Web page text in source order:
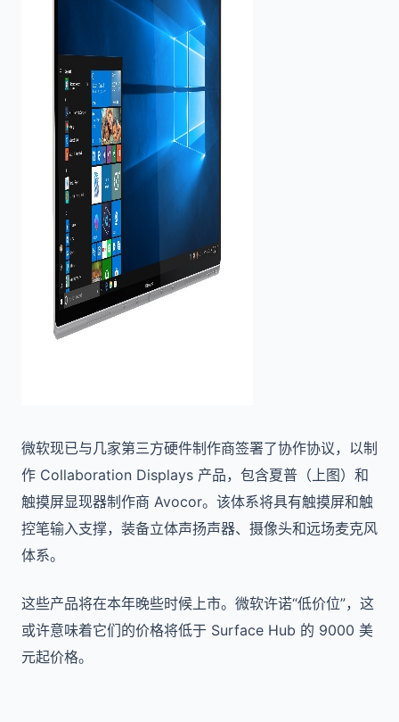
微软现已与几家第三方硬件制作商签署了协作协议，以制
作 Collaboration Displays 产品，包含夏普（上图）和
触摸屏显现器制作商 Avocor。该体系将具有触摸屏和触
控笔输入支撑，装备立体声扬声器、摄像头和远场麦克风
体系。
这些产品将在本年晚些时候上市。微软许诺“低价位”，这
或许意味着它们的价格将低于 Surface Hub 的 9000 美
元起价格。